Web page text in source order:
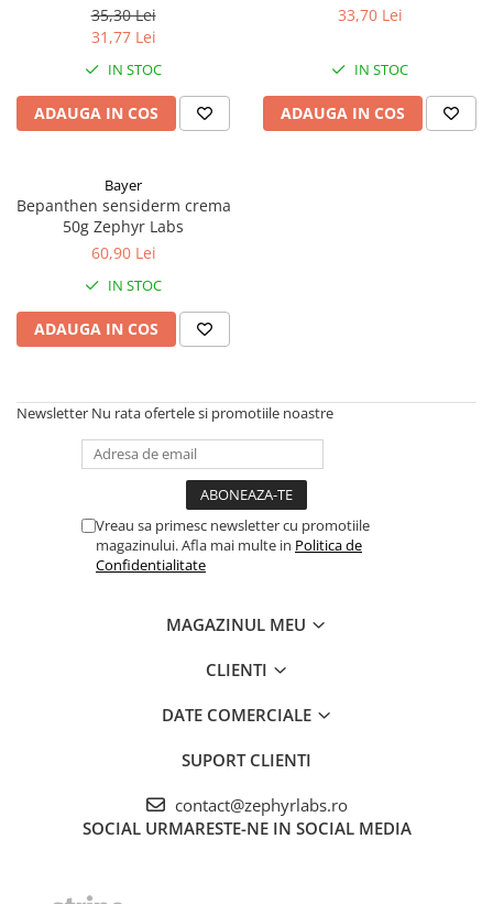
35,30 Lei
31,77 Lei
IN STOC
ADAUGA IN COS
33,70 Lei
IN STOC
ADAUGA IN COS
Bayer
Bepanthen sensiderm crema
50g Zephyr Labs
60,90 Lei
IN STOC
ADAUGA IN COS
Newsletter Nu rata ofertele si promotiile noastre
Vreau sa primesc newsletter cu promotiile
magazinului. Afla mai multe in Politica de
Confidentialitate
MAGAZINUL MEU
CLIENTI
DATE COMERCIALE
SUPORT CLIENTI
contact@zephyrlabs.ro
SOCIAL URMARESTE-NE IN SOCIAL MEDIA